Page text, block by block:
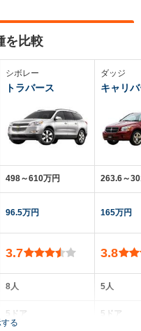
を比較
シボレー
トラバース
498～610万円
96.5万円
3.7
8人
5ドア
ダッジ
キャリ
263.6～
165万円
3.8
5人
5ドア
る